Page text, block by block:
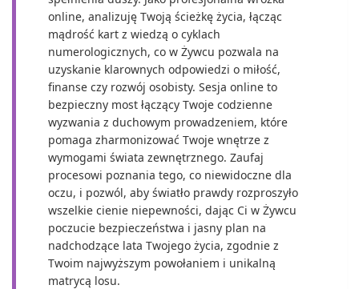
online, analizuję Twoją ścieżkę życia, łącząc
mądrość kart z wiedzą o cyklach
numerologicznych, co w Żywcu pozwala na
uzyskanie klarownych odpowiedzi o miłość,
finanse czy rozwój osobisty. Sesja online to
bezpieczny most łączący Twoje codzienne
wyzwania z duchowym prowadzeniem, które
pomaga zharmonizować Twoje wnętrze z
wymogami świata zewnętrznego. Zaufaj
procesowi poznania tego, co niewidoczne dla
oczu, i pozwól, aby światło prawdy rozproszyło
wszelkie cienie niepewności, dając Ci w Żywcu
poczucie bezpieczeństwa i jasny plan na
nadchodzące lata Twojego życia, zgodnie z
Twoim najwyższym powołaniem i unikalną
matrycą losu.